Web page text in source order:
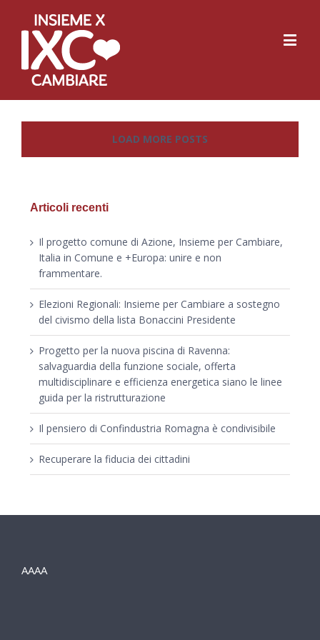
LOAD MORE POSTS
Articoli recenti
Il progetto comune di Azione, Insieme per Cambiare,
Italia in Comune e +Europa: unire e non
frammentare.
Elezioni Regionali: Insieme per Cambiare a sostegno
del civismo della lista Bonaccini Presidente
Progetto per la nuova piscina di Ravenna:
salvaguardia della funzione sociale, offerta
multidisciplinare e efficienza energetica siano le linee
guida per la ristrutturazione
Il pensiero di Confindustria Romagna è condivisibile
Recuperare la fiducia dei cittadini
AAAA